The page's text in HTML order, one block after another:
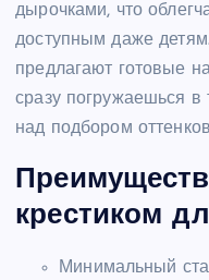
дырочками, что
доступным даже
предлагают готовые
сразу погружаешься в
над подбором
крестиком
Минимальный